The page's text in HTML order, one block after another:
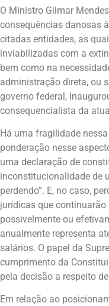
O Ministro Gilmar
consequências danosas
citadas entidades, as
inviabilizadas com a
bem como na
administração direta, ou
governo federal,
consequencialista da
Há uma fragilidade
ponderação nesse
uma declaração de
inconstitucionalidade de
perdendo”. E, no caso,
jurídicas que
possivelmente ou
anualmente representa
salários. O papel da
cumprimento da
pela decisão a respeito
Em relação ao